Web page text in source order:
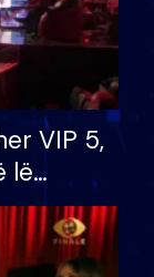
VIP 5,
lë
për